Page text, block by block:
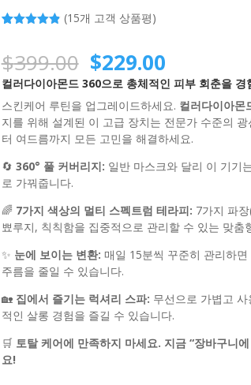
기준으로 5
점 만점에
점으로 평
가됨
(15개 고객 상품평)
$399.00 원
래
가
격:
$229.00현
재
가
격:
컬러다이아몬드 360으로 총체적인 피부 회춘을 경
스킨케어 루틴을 업그레이드하세요. 컬러다이아몬
지를 위해 설계된 이 고급 장치는 전문가 수준의
터 여드름까지 모든 고민을 해결하세요.
🔄 360° 풀 커버리지: 일반 마스크와 달리 이 기기
로 가꿔줍니다.
🌈 7가지 색상의 멀티 스펙트럼 테라피: 7가지 파
뾰루지, 칙칙함을 집중적으로 관리할 수 있는 맞춤
✨ 눈에 보이는 변환: 매일 15분씩 꾸준히 관리하
주름을 줄일 수 있습니다.
🏡 집에서 즐기는 럭셔리 스파: 무선으로 가볍고
적인 살롱 경험을 즐길 수 있습니다.
🛒 토탈 케어에 만족하지 마세요. 지금 “장바구니
요!